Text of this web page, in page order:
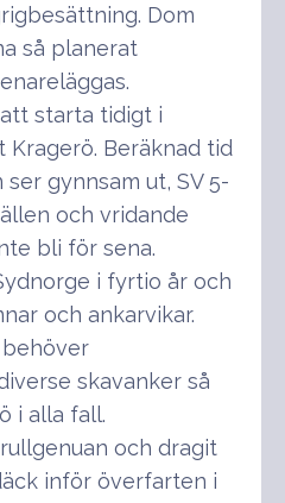
Dom
så planerat
starta tidigt i
Kragerö. Beräknad tid
ser gynnsam ut, SV 5-
och vridande
bli för sena.
i fyrtio år och
och ankarvikar.
behöver
skavanker så
i alla fall.
och dragit
inför överfarten i